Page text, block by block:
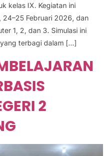
kelas IX. Kegiatan ini
24–25 Februari 2026, dan
1, 2, dan 3. Simulasi ini
terbagi dalam […]
2